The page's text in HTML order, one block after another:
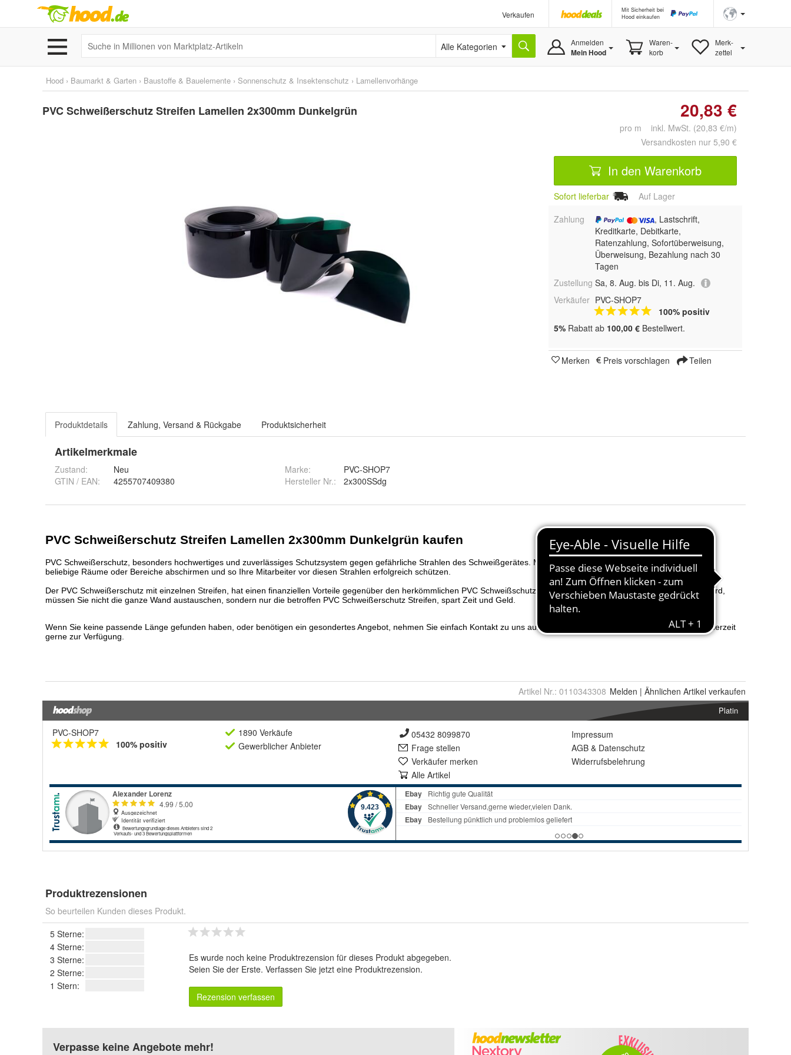
Verkaufen
Mit Sicherheit bei
Hood einkaufen
Alle Kategorien Anmelden
Mein Hood
Waren-
korb
Merk-
zettel
Hood › Baumarkt & Garten › Baustoffe & Bauelemente › Sonnenschutz & Insektenschutz › Lamellenvorhänge
PVC Schweißerschutz Streifen Lamellen 2x300mm Dunkelgrün 20,83 €
pro m inkl. MwSt. (20,83 €/m)
Versandkosten nur 5,90 €
In den Warenkorb
Sofort lieferbar
Auf Lager
Zahlung
, Lastschrift,
Kreditkarte, Debitkarte,
Ratenzahlung, Sofortüberweisung,
Überweisung, Bezahlung nach 30
Tagen
Zustellung Sa, 8. Aug. bis Di, 11. Aug.
Verkäufer PVC-SHOP7
100% positiv
5% Rabatt ab 100,00 € Bestellwert.
Merken Preis vorschlagen Teilen
Produktdetails Zahlung, Versand & Rückgabe Produktsicherheit
Artikelmerkmale
Zustand:
Neu
GTIN / EAN:
4255707409380
Marke:
PVC-SHOP7
Hersteller Nr.:
2x300SSdg
Artikel Nr.: 0110343308 Melden | Ähnlichen Artikel verkaufen
Platin
PVC-SHOP7
100% positiv
1890 Verkäufe
Gewerblicher Anbieter
05432 8099870
Frage stellen
Verkäufer merken
Alle Artikel
Impressum
AGB & Datenschutz
Widerrufsbelehrung
Produktrezensionen
So beurteilen Kunden dieses Produkt.
5 Sterne:
4 Sterne:
3 Sterne:
2 Sterne:
1 Stern:
Es wurde noch keine Produktrezension für dieses Produkt abgegeben.
Seien Sie der Erste. Verfassen Sie jetzt eine Produktrezension.
Rezension verfassen
Verpasse keine Angebote mehr!